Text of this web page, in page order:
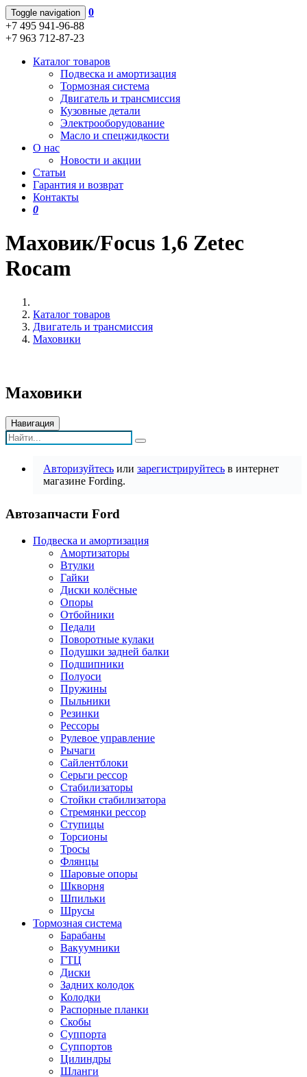
Toggle navigation
0
+7 495 941-96-88
+7 963 712-87-23
Каталог товаров
Подвеска и амортизация
Тормозная система
Двигатель и трансмиссия
Кузовные детали
Электрооборудование
Масло и спецжидкости
О нас
Новости и акции
Статьи
Гарантия и возврат
Контакты
0
Маховик/Focus 1,6 Zetec
Rocam
Каталог товаров
Двигатель и трансмиссия
Маховики
Маховики
Навигация
Авторизуйтесь или зарегистрируйтесь в интернет
магазине Fording.
Автозапчасти Ford
Подвеска и амортизация
Амортизаторы
Втулки
Гайки
Диски колёсные
Опоры
Отбойники
Педали
Поворотные кулаки
Подушки задней балки
Подшипники
Полуоси
Пружины
Пыльники
Резинки
Рессоры
Рулевое управление
Рычаги
Сайлентблоки
Серьги рессор
Стабилизаторы
Стойки стабилизатора
Стремянки рессор
Ступицы
Торсионы
Тросы
Флянцы
Шаровые опоры
Шкворня
Шпильки
Шрусы
Тормозная система
Барабаны
Вакуумники
ГТЦ
Диски
Задних колодок
Колодки
Распорные планки
Скобы
Суппорта
Суппортов
Цилиндры
Шланги